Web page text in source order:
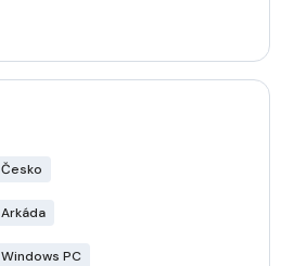
Česko
Arkáda
Windows PC